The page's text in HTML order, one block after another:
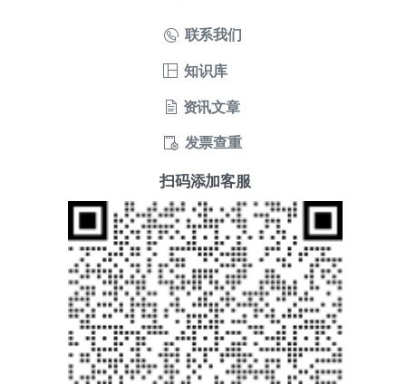
联系我们
知识库
资讯文章
发票查重
扫码添加客服